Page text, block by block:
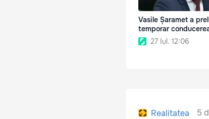
Vasile Șaramet a
temporar
27 Iul. 12:06
Realitatea 5